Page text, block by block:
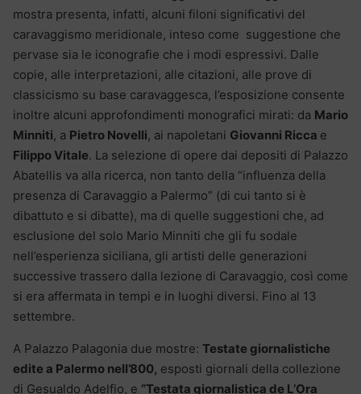
mostra presenta, infatti, alcuni filoni significativi del
caravaggismo meridionale, inteso come suggestione che
pervase sia le iconografie che i modi espressivi. Dalle
copie, alle interpretazioni, alle citazioni, alle prove di
classicismo su base caravaggesca, l’esposizione consente
inoltre alcuni approfondimenti monografici mirati: da Mario
Minniti, a Pietro Novelli, ai napoletani Giovanni Ricca e
Filippo Vitale. La selezione di opere dai depositi di Palazzo
Abatellis va alla ricerca, non tanto della “influenza della
presenza di Caravaggio a Palermo” (di cui tanto si è
dibattuto e si dibatte), ma di quelle suggestioni che, ad
esclusione del solo Mario Minniti che gli fu sodale
nell’esperienza siciliana, gli artisti delle generazioni
successive trassero dalla lezione di Caravaggio, così come
si era affermata in tempi e in luoghi diversi. Fino al 13
settembre.
A Palazzo Palagonia due mostre: Testate giornalistiche
edite a Palermo nell’800, esposti giornali della collezione
di Gesualdo Adelfio, e “Testata giornalistica de L’Ora